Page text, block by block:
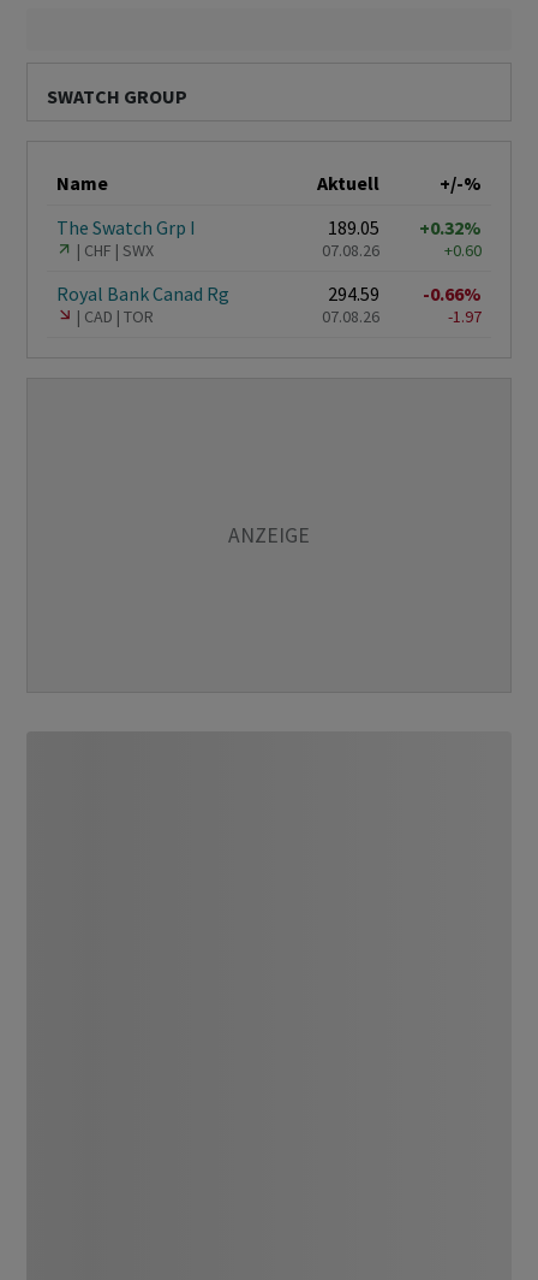
SWATCH GROUP
Name Aktuell
+/-%
The Swatch Grp I
CHF SWX
189.05
07.08.26
+0.32%
+0.60
Royal Bank Canad Rg
CAD TOR
294.59
07.08.26
-0.66%
-1.97